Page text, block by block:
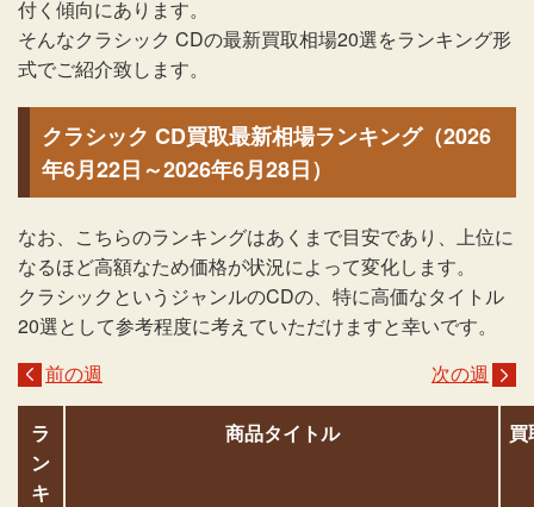
付く傾向にあります。
そんなクラシック CDの最新買取相場20選をランキング形
式でご紹介致します。
クラシック CD買取最新相場ランキング（2026
年6月22日～2026年6月28日）
なお、こちらのランキングはあくまで目安であり、上位に
なるほど高額なため価格が状況によって変化します。
クラシックというジャンルのCDの、特に高価なタイトル
20選として参考程度に考えていただけますと幸いです。
前の週
次の週
ラ
ン
キ
商品タイトル 買